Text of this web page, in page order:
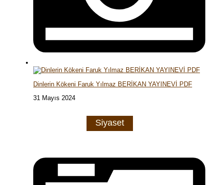
Dinlerin Kökeni Faruk Yılmaz BERİKAN YAYINEVİ PDF
31 Mayıs 2024
Siyaset